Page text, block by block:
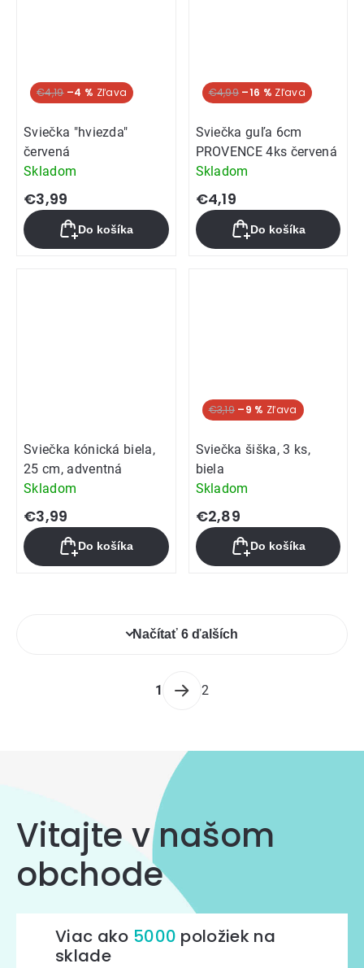
€4,19 –4 %
Sviečka "hviezda"
červená
Skladom
€3,99
Do košíka
€4,99 –16 %
Sviečka guľa 6cm
PROVENCE 4ks červená
Skladom
€4,19
Do košíka
Sviečka kónická biela,
25 cm, adventná
Skladom
€3,99
Do košíka
€3,19 –9 %
Sviečka šiška, 3 ks,
biela
Skladom
€2,89
Do košíka
Ovládacie
Načítať 6 ďalších
Stránkovanie
1 2
Vitajte v našom
obchode
Viac ako 5000 položiek na
sklade